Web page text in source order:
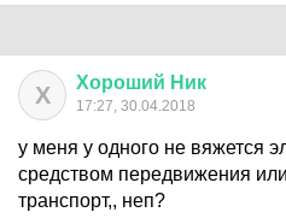
Х Хороший Ник
17:27, 30.04.2018
у меня у одного не вяжется
средством передвижения
транспорт,, неп?